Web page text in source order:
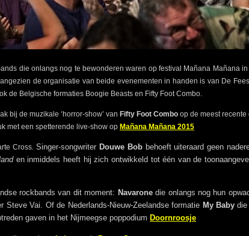
die onlangs nog te bewonderen waren op festival Mañana Mañana
de organisatie van beide evenementen in handen is van De
de Belgische formaties Boogie Beasts en Fifty Foot Combo.
bij de muzikale ‘horror-show’ van Fifty Foot Combo op de meest recente
met een spetterende live-show op Mañana Mañana 2015
Cross. Singer-songwriter Douwe Bobbehoeft uiteraard geen
en inmiddels heeft hij zich ontwikkeld tot één van de
rockbands van dit moment: Navaronedie onlangs nog hun
Steve Vai. Of de Nederlands-Nieuw-Zeelandse formatie My Baby
gaven in het Nijmeegse poppodium Doornroosje